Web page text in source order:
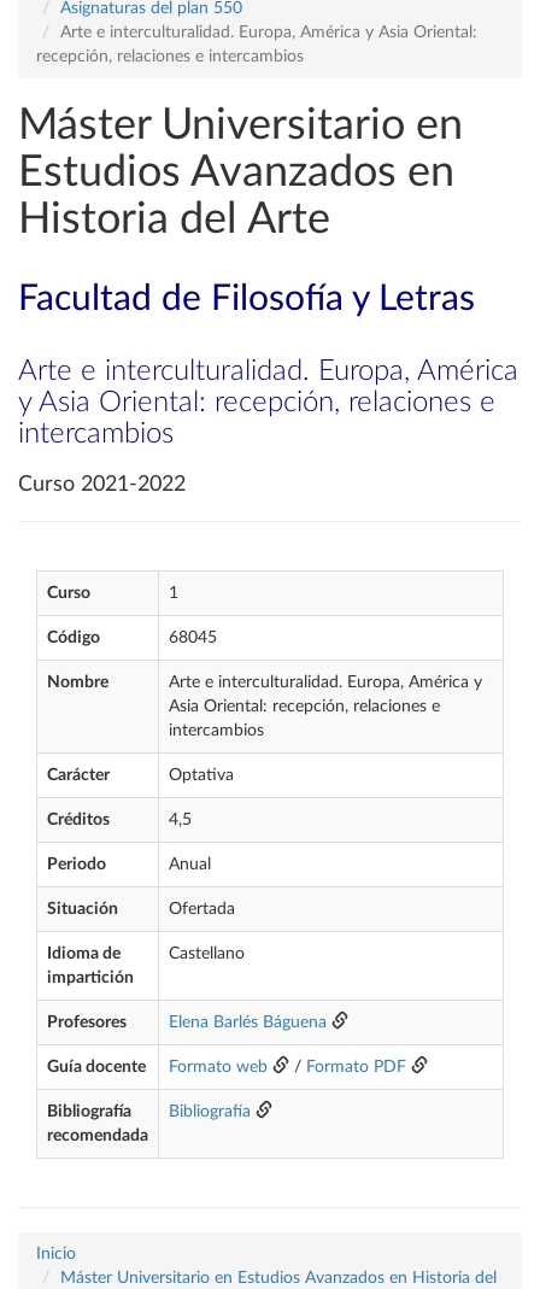
Asignaturas del plan 550
Arte e interculturalidad. Europa, América y Asia Oriental:
recepción, relaciones e intercambios
Máster Universitario en
Estudios Avanzados en
Historia del Arte
Facultad de Filosofía y Letras
Arte e interculturalidad. Europa, América
y Asia Oriental: recepción, relaciones e
intercambios
Curso 2021-2022
Curso 1
Código 68045
Nombre
Arte e interculturalidad. Europa, América y
Asia Oriental: recepción, relaciones e
intercambios
Carácter Optativa
Créditos 4,5
Periodo Anual
Situación Ofertada
Idioma de
impartición
Castellano
Profesores Elena Barlés Báguena
Guía docente Formato web / Formato PDF
Bibliografía
recomendada
Bibliografía
Inicio
Máster Universitario en Estudios Avanzados en Historia del